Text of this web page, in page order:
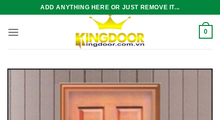
nội
ADD ANYTHING HERE OR JUST REMOVE IT...
0